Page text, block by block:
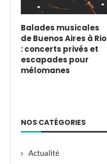
Balades musicales
de Buenos Aires à Rio
: concerts privés et
escapades pour
mélomanes
NOS CATÉGORIES
Actualité